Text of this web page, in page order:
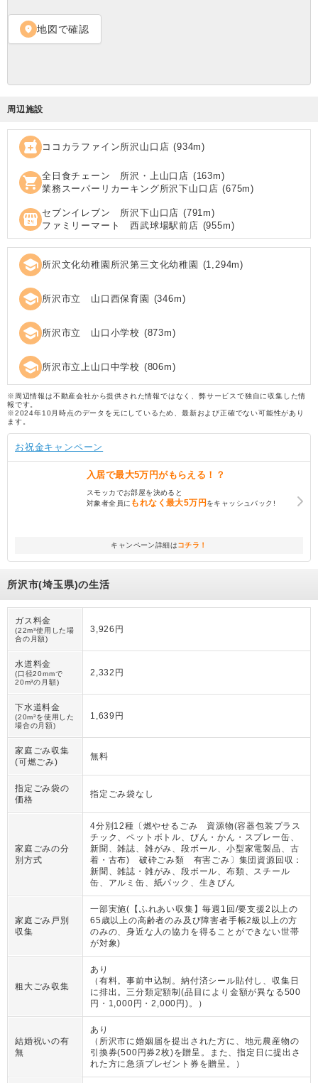
location_on 地図で確認
周辺施設
local_pharmacy ココカラファイン所沢山口店 (934m)
shopping_cart 全日食チェーン 所沢・上山口店 (163m)
業務スーパーリカーキング所沢下山口店 (675m)
local_convenience_store セブンイレブン 所沢下山口店 (791m)
ファミリーマート 西武球場駅前店 (955m)
school 所沢文化幼稚園所沢第三文化幼稚園 (1,294m)
school 所沢市立 山口西保育園 (346m)
school 所沢市立 山口小学校 (873m)
school 所沢市立上山口中学校 (806m)
※周辺情報は不動産会社から提供された情報ではなく、弊サービスで独自に収集した情
報です。
※2024年10月時点のデータを元にしているため、最新および正確でない可能性があり
ます。
お祝金キャンペーン
入居で最大5万円がもらえる！？
スモッカでお部屋を決めると
対象者全員に もれなく最大5万円 をキャッシュバック!
キャンペーン詳細はコチラ！
所沢市(埼玉県)の生活
ガス料金
(22m³使用した場
合の月額)
3,926円
水道料金
(口径20mmで
20m³の月額)
2,332円
下水道料金
(20m³を使用した
場合の月額)
1,639円
家庭ごみ収集
(可燃ごみ)
無料
指定ごみ袋の
価格
指定ごみ袋なし
家庭ごみの分
別方式
4分別12種〔燃やせるごみ 資源物(容器包装プラス
チック、ペットボトル、びん・かん・スプレー缶、
新聞、雑誌、雑がみ、段ボール、小型家電製品、古
着・古布) 破砕ごみ類 有害ごみ〕集団資源回収：
新聞、雑誌・雑がみ、段ボール、布類、スチール
缶、アルミ缶、紙パック、生きびん
家庭ごみ戸別
収集
一部実施(【ふれあい収集】毎週1回/要支援2以上の
65歳以上の高齢者のみ及び障害者手帳2級以上の方
のみの、身近な人の協力を得ることができない世帯
が対象)
粗大ごみ収集
あり
（ 有料。事前申込制。納付済シール貼付し、収集日
に排出。三分類定額制(品目により金額が異なる500
円・1,000円・2,000円)。
）
結婚祝いの有
無
あり
（ 所沢市に婚姻届を提出された方に、地元農産物の
引換券(500円券2枚)を贈呈。また、指定日に提出さ
れた方に急須プレゼント券を贈呈。
）